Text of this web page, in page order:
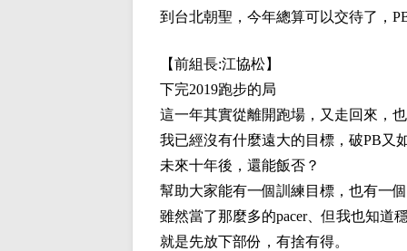
到台北朝聖，今年總算可以交待了，
【前組長:江協松】
下完2019跑步的局
這一年其實從離開跑場，又走回來，
我已經沒有什麼遠大的目標，破PB又
未來十年後，還能飯否？
幫助大家能有一個訓練目標，也有一
雖然當了那麼多的pacer、但我也知道
就是先放下部份，有捨有得。